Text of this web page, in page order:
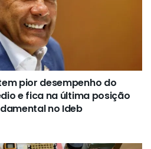
pior desempenho do
e fica na última posição
no Ideb